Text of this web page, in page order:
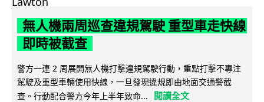
無人機兩周巡查違規駕駛 重型車走快線
即時被截查
警方一連 2 周展開無人機打擊違規駕駛行動，重點打擊不專注
駕駛及重型車輛使用快線，一旦發現違規即由地面交通警截
查。行動配合警方今年上半年致命...
閱讀全文